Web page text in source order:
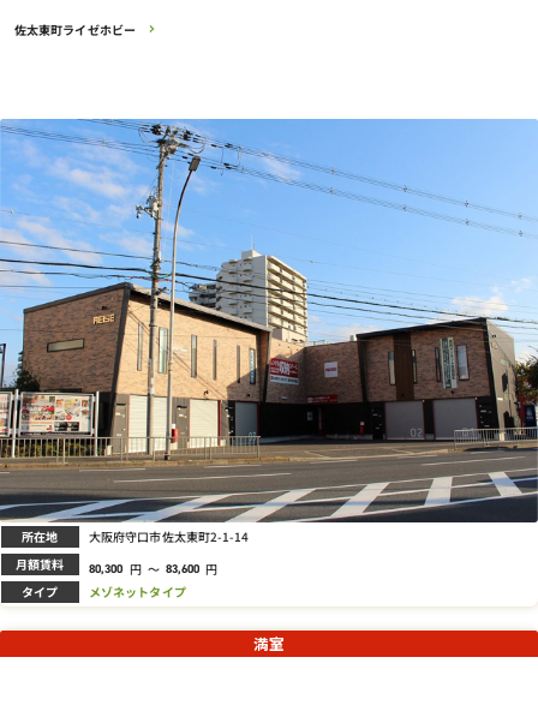
佐太東町ライゼホビー
所在地 大阪府守口市佐太東町2-1-14
月額賃料 80,300 円 ～ 83,600 円
タイプ メゾネットタイプ
満室